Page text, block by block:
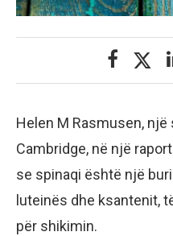
Helen M Rasmusen,
Cambridge, në një
se spinaqi është një
luteinës dhe ksantenit,
për shikimin.